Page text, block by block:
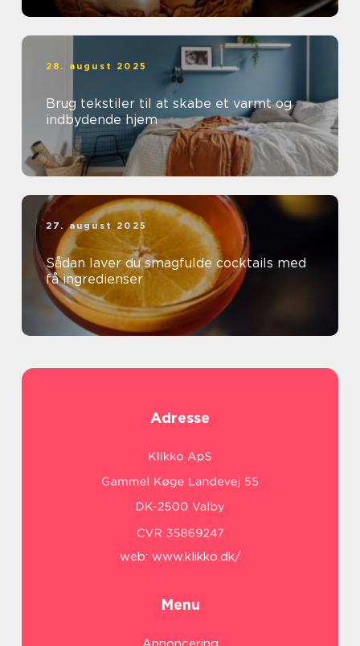
28. august 2025
Brug tekstiler til at skabe et varmt og
indbydende hjem
27. august 2025
Sådan laver du smagfulde cocktails med
få ingredienser
Adresse
web: www.klikko.dk/
Menu